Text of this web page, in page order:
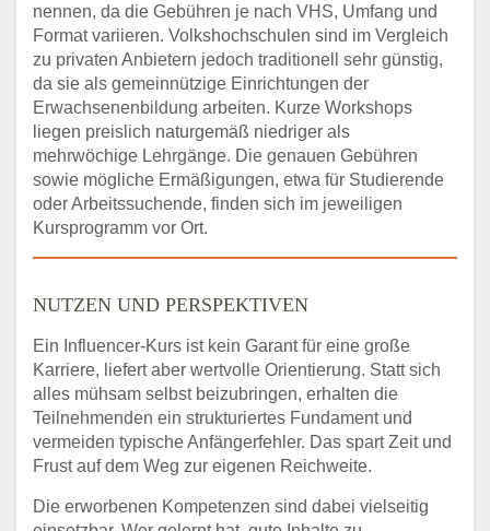
nennen, da die Gebühren je nach VHS, Umfang und
Format variieren. Volkshochschulen sind im Vergleich
zu privaten Anbietern jedoch traditionell sehr günstig,
da sie als gemeinnützige Einrichtungen der
Erwachsenenbildung arbeiten. Kurze Workshops
liegen preislich naturgemäß niedriger als
mehrwöchige Lehrgänge. Die genauen Gebühren
sowie mögliche Ermäßigungen, etwa für Studierende
oder Arbeitssuchende, finden sich im jeweiligen
Kursprogramm vor Ort.
NUTZEN UND PERSPEKTIVEN
Ein Influencer-Kurs ist kein Garant für eine große
Karriere, liefert aber wertvolle Orientierung. Statt sich
alles mühsam selbst beizubringen, erhalten die
Teilnehmenden ein strukturiertes Fundament und
vermeiden typische Anfängerfehler. Das spart Zeit und
Frust auf dem Weg zur eigenen Reichweite.
Die erworbenen Kompetenzen sind dabei vielseitig